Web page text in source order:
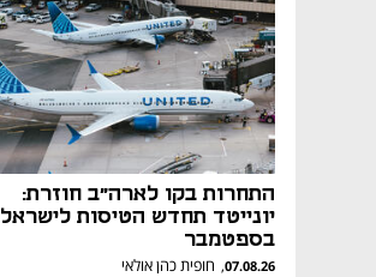
התחרות בקו לארה"ב חוזרת:
יונייטד תחדש הטיסות לישראל
בספטמבר
07.08.26
, חופית כהן אולאי